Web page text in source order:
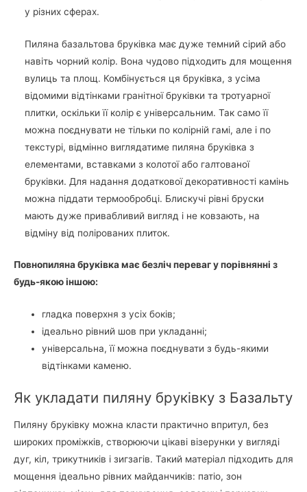
у різних сферах.
Пиляна базальтова бруківка має дуже темний сірий або
навіть чорний колір. Вона чудово підходить для мощення
вулиць та площ. Комбінується ця бруківка, з усіма
відомими відтінками гранітної бруківки та тротуарної
плитки, оскільки її колір є універсальним. Так само її
можна поєднувати не тільки по колірній гамі, але і по
текстурі, відмінно виглядатиме пиляна бруківка з
елементами, вставками з колотої або галтованої
бруківки. Для надання додаткової декоративності камінь
можна піддати термообробці. Блискучі рівні бруски
мають дуже привабливий вигляд і не ковзають, на
відміну від полірованих плиток.
Повнопиляна бруківка має безліч переваг у порівнянні з
будь-якою іншою:
гладка поверхня з усіх боків;
ідеально рівний шов при укладанні;
універсальна, її можна поєднувати з будь-якими
відтінками каменю.
Як укладати пиляну бруківку з Базальту
Пиляну бруківку можна класти практично впритул, без
широких проміжків, створюючи цікаві візерунки у вигляді
дуг, кіл, трикутників і зигзагів. Такий матеріал підходить для
мощення ідеально рівних майданчиків: патіо, зон